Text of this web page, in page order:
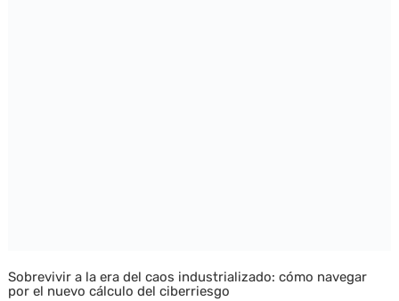
Sobrevivir a la era del caos industrializado: cómo navegar
por el nuevo cálculo del ciberriesgo